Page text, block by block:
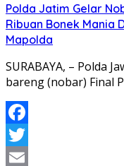
Polda Jatim Gelar
Ribuan Bonek Mania
Mapolda
SURABAYA, – Polda
bareng (nobar) Final
Facebook
Twitter